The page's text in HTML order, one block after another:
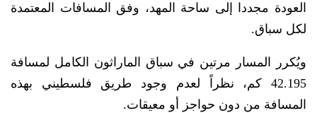
العودة مجددا إلى ساحة المهد، وفق المسافات المعتمدة
لكل سباق.
ويُكرر المسار مرتين في سباق الماراثون الكامل لمسافة
42.195 كم، نظراً لعدم وجود طريق فلسطيني بهذه
المسافة من دون حواجز أو معيقات.